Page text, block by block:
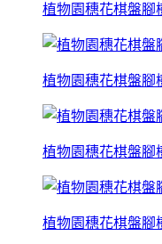
植物園穗花棋盤腳
植物園穗花棋盤腳
植物園穗花棋盤腳
植物園穗花棋盤腳